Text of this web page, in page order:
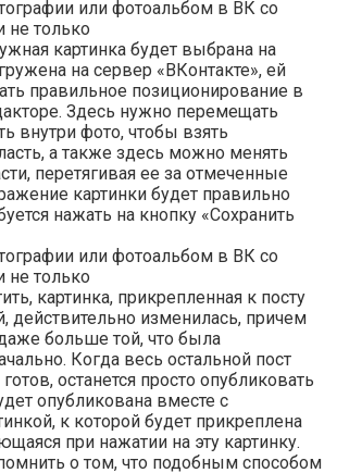
картинка будет выбрана на
на сервер «ВКонтакте», ей
правильное позиционирование в
Здесь нужно перемещать
внутри фото, чтобы взять
а также здесь можно менять
перетягивая ее за отмеченные
картинки будет правильно
нажать на кнопку «Сохранить
картинка, прикрепленная к посту
действительно изменилась, причем
больше той, что была
Когда весь остальной пост
останется просто опубликовать
опубликована вместе с
к которой будет прикреплена
при нажатии на эту картинку.
о том, что подобным способом